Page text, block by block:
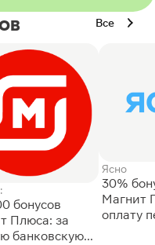
Все
бонусов
Плюса: за
банковскую
Ясно
30%
Магнит
оплату